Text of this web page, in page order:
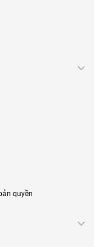
quyền